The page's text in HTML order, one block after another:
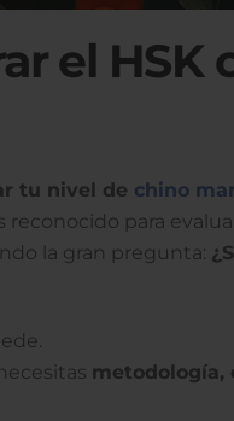
el HSK
tu nivel de chino
reconocido para
la gran pregunta:
metodología,